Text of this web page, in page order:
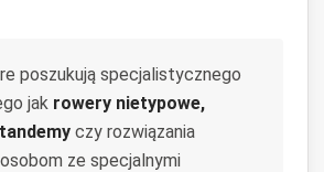
poszukują specjalistycznego
jak rowery nietypowe,
czy rozwiązania
ze specjalnymi